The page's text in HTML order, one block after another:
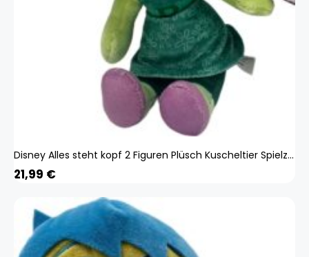
Disney Alles steht kopf 2 Figuren Plüsch Kuscheltier Spielzeug Spiel Plüschtier Ekel 65456465
21,99 €